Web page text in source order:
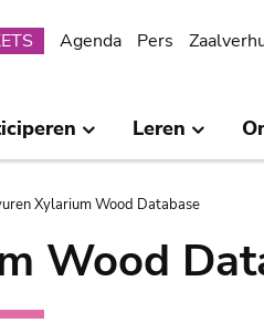
Agenda Pers
Leren
Xylarium Wood Database
Wood